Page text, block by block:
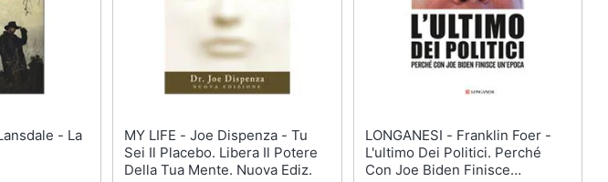
MY LIFE - Joe Dispenza - Tu
Sei Il Placebo. Libera Il Potere
Della Tua Mente. Nuova Ediz.
LONGANESI - Franklin Foer -
L'ultimo Dei Politici. Perché
Con Joe Biden Finisce